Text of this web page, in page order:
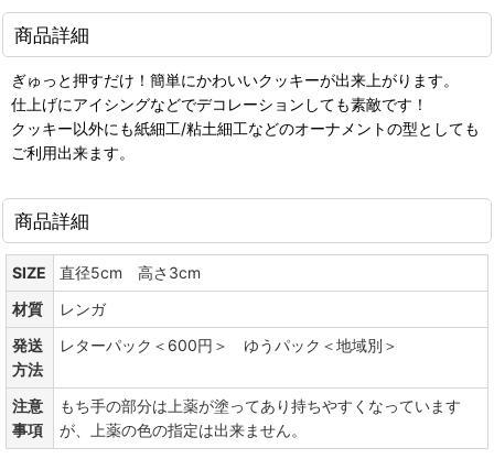
商品詳細
ぎゅっと押すだけ！簡単にかわいいクッキーが出来上がります。
仕上げにアイシングなどでデコレーションしても素敵です！
クッキー以外にも紙細工/粘土細工などのオーナメントの型としても
ご利用出来ます。
商品詳細
SIZE
直径5cm 高さ3cm
材質
レンガ
発送
方法
レターパック＜600円＞ ゆうパック＜地域別＞
注意
事項
もち手の部分は上薬が塗ってあり持ちやすくなっています
が、上薬の色の指定は出来ません。